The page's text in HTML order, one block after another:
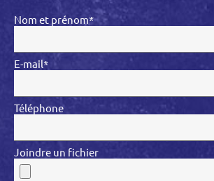
Nom et prénom*
E-mail*
Téléphone
Joindre un fichier